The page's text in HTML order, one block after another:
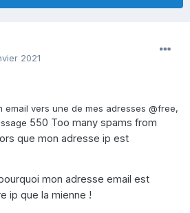
2021
vers une de mes adresses @free,
550 Too many spams from
que mon adresse ip est
mon adresse email est
ip que la mienne !